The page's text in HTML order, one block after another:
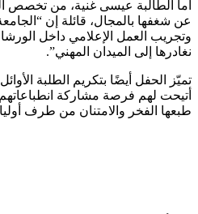
أما الطالبة عيسى غنية، من تخصص
عن شغفها بالمجال، قائلة إن
وتجريب العمل الإعلامي داخل
نغادرها إلى الميدان المهني”.
تميّز الحفل أيضًا بتكريم الطلبة
أتيحت لهم فرصة مشاركة
طبعها الفخر والامتنان من طرف